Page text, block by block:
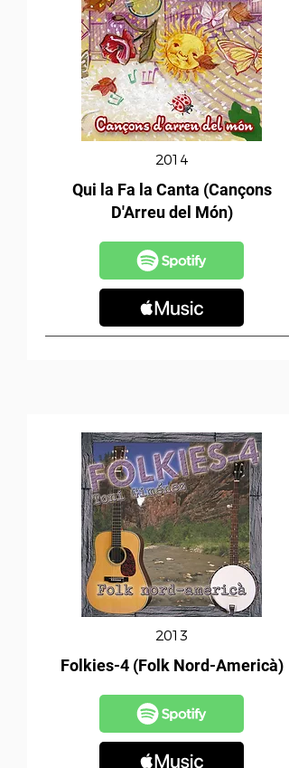
2014
Qui la Fa la Canta (Cançons
D'Arreu del Món)
2013
Folkies-4 (Folk Nord-Americà)